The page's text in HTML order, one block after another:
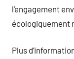
l’engagement
écologiquement
Plus